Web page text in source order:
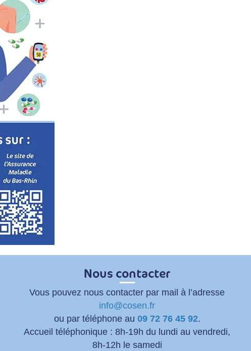
Nous contacter
Vous pouvez nous contacter par mail à l’adresse
info@cosen.fr
ou par téléphone au 09 72 76 45 92.
Accueil téléphonique : 8h-19h du lundi au vendredi,
8h-12h le samedi